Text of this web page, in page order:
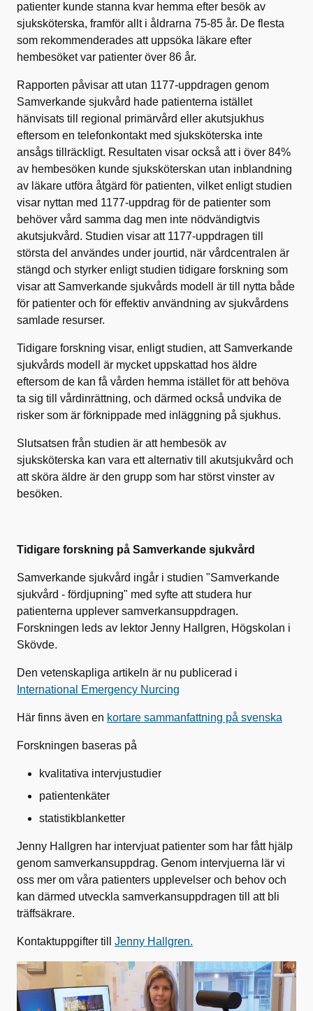
patienter kunde stanna kvar hemma efter besök av
sjuksköterska, framför allt i åldrarna 75-85 år. De flesta
som rekommenderades att uppsöka läkare efter
hembesöket var patienter över 86 år.
Rapporten påvisar att utan 1177-uppdragen genom
Samverkande sjukvård hade patienterna istället
hänvisats till regional primärvård eller akutsjukhus
eftersom en telefonkontakt med sjuksköterska inte
ansågs tillräckligt. Resultaten visar också att i över 84%
av hembesöken kunde sjuksköterskan utan inblandning
av läkare utföra åtgärd för patienten, vilket enligt studien
visar nyttan med 1177-uppdrag för de patienter som
behöver vård samma dag men inte nödvändigtvis
akutsjukvård. Studien visar att 1177-uppdragen till
största del användes under jourtid, när vårdcentralen är
stängd och styrker enligt studien tidigare forskning som
visar att Samverkande sjukvårds modell är till nytta både
för patienter och för effektiv användning av sjukvårdens
samlade resurser.
Tidigare forskning visar, enligt studien, att Samverkande
sjukvårds modell är mycket uppskattad hos äldre
eftersom de kan få vården hemma istället för att behöva
ta sig till vårdinrättning, och därmed också undvika de
risker som är förknippade med inläggning på sjukhus.
Slutsatsen från studien är att hembesök av
sjuksköterska kan vara ett alternativ till akutsjukvård och
att sköra äldre är den grupp som har störst vinster av
besöken.
Tidigare forskning på Samverkande sjukvård
Samverkande sjukvård ingår i studien "Samverkande
sjukvård - fördjupning" med syfte att studera hur
patienterna upplever samverkansuppdragen.
Forskningen leds av lektor Jenny Hallgren, Högskolan i
Skövde.
Den vetenskapliga artikeln är nu publicerad i
International Emergency Nurcing
Här finns även en kortare sammanfattning på svenska
Forskningen baseras på
kvalitativa intervjustudier
patientenkäter
statistikblanketter
Jenny Hallgren har intervjuat patienter som har fått hjälp
genom samverkansuppdrag. Genom intervjuerna lär vi
oss mer om våra patienters upplevelser och behov och
kan därmed utveckla samverkansuppdragen till att bli
träffsäkrare.
Kontaktuppgifter till Jenny Hallgren.